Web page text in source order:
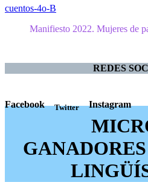
cuentos-4o-B
Manifiesto 2022. Mujeres de
REDES
Facebook Twitter Instagram